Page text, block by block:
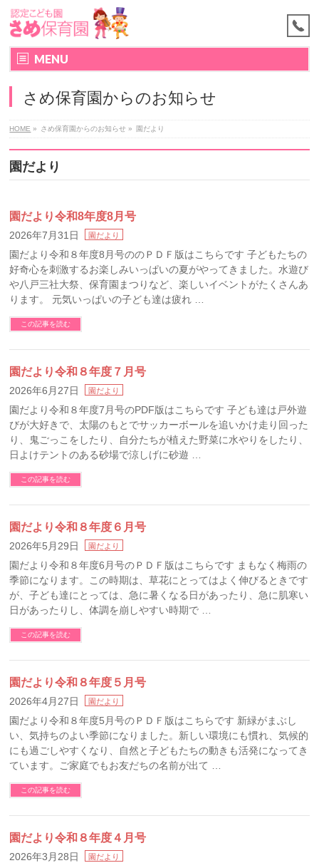
MENU
さめ保育園からのお知らせ
HOME » さめ保育園からのお知らせ » 園だより
園だより
園だより令和8年度8月号
2026年7月31日 園だより
園だより令和８年度8月号ののＰＤＦ版はこちらです 子どもたちの
好奇心を刺激するお楽しみいっぱいの夏がやってきました。水遊び
や八戸三社大祭、保育園まつりなど、楽しいイベントがたくさんあ
ります。 元気いっぱいの子ども達は疲れ …
この記事を読む
園だより令和８年度７月号
2026年6月27日 園だより
園だより令和８年度7月号のPDF版はこちらです 子ども達は戸外遊
びが大好きで、太陽のもとでサッカーボールを追いかけ走り回った
り、鬼ごっこをしたり、自分たちが植えた野菜に水やりをしたり、
日よけテントのある砂場で涼しげに砂遊 …
この記事を読む
園だより令和８年度６月号
2026年5月29日 園だより
園だより令和８年度6月号のＰＤＦ版はこちらです まもなく梅雨の
季節になります。この時期は、草花にとってはよく伸びるときです
が、子ども達にとっては、急に暑くなる日があったり、急に肌寒い
日があったりし、体調を崩しやすい時期で …
この記事を読む
園だより令和８年度５月号
2026年4月27日 園だより
園だより令和８年度5月号のＰＤＦ版はこちらです 新緑がまぶし
い、気持ちのよい季節になりました。新しい環境にも慣れ、気候的
にも過ごしやすくなり、自然と子どもたちの動きも活発になってき
ています。ご家庭でもお友だちの名前が出て …
この記事を読む
園だより令和８年度４月号
2026年3月28日 園だより